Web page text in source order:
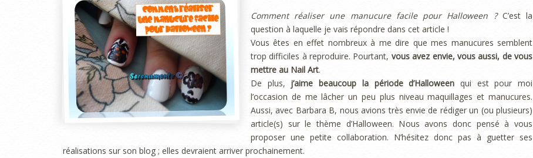
Comment réaliser une manucure facile pour Halloween ?C’est la
question à laquelle je vais répondre dans cet article !
Vous êtes en effet nombreux à me dire que mes manucures semblent
trop difficiles à reproduire. Pourtant, vous avez envie, vous aussi, de vous
mettre au Nail Art.
De plus, j’aime beaucoup la période d’Halloween qui est pour moi
l’occasion de me lâcher un peu plus niveau maquillages et manucures.
Aussi, avec Barbara B, nous avions très envie de rédiger un (ou plusieurs)
article(s) sur le thème d’Halloween. Nous avons donc pensé à vous
proposer une petite collaboration. N’hésitez donc pas à guetter ses
réalisations sur son blog ; elles devraient arriver prochainement.